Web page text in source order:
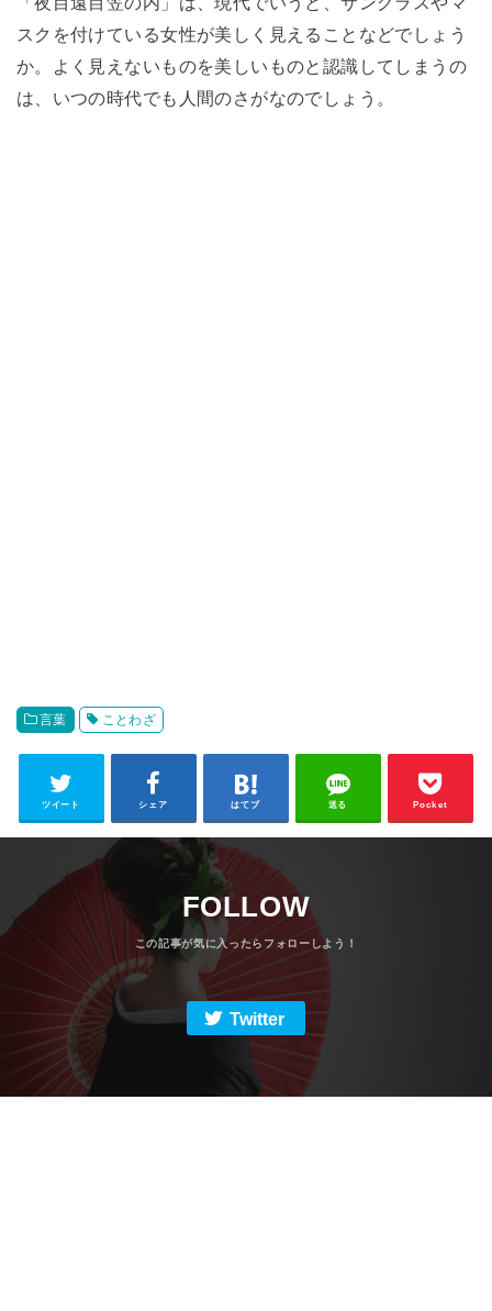
スクを付けている女性が美しく見えることなどでしょう
か。よく見えないものを美しいものと認識してしまうの
は、いつの時代でも人間のさがなのでしょう。
言葉 ことわざ
ツイート シェア はてブ 送る Pocket
FOLLOW
Twitter